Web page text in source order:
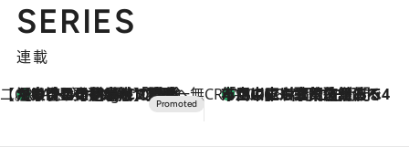
SERIES
連載
【CREA×星野リゾート】唯一無二。癒しと発見が待つ場所へ
11 Hours Ago
【トンボの足水浴】ヒノキの香りに包まれて涼感マックス！約13℃の湧水かけ流しを避暑地「星野温泉 トンボの湯」で体験 CREA'S CHOICE
2026.8.7
「立川にも歌舞伎があるんだよ」 片岡仁左衛門・市川中車ら豪華座組みで4年目の立川立飛歌舞伎へ